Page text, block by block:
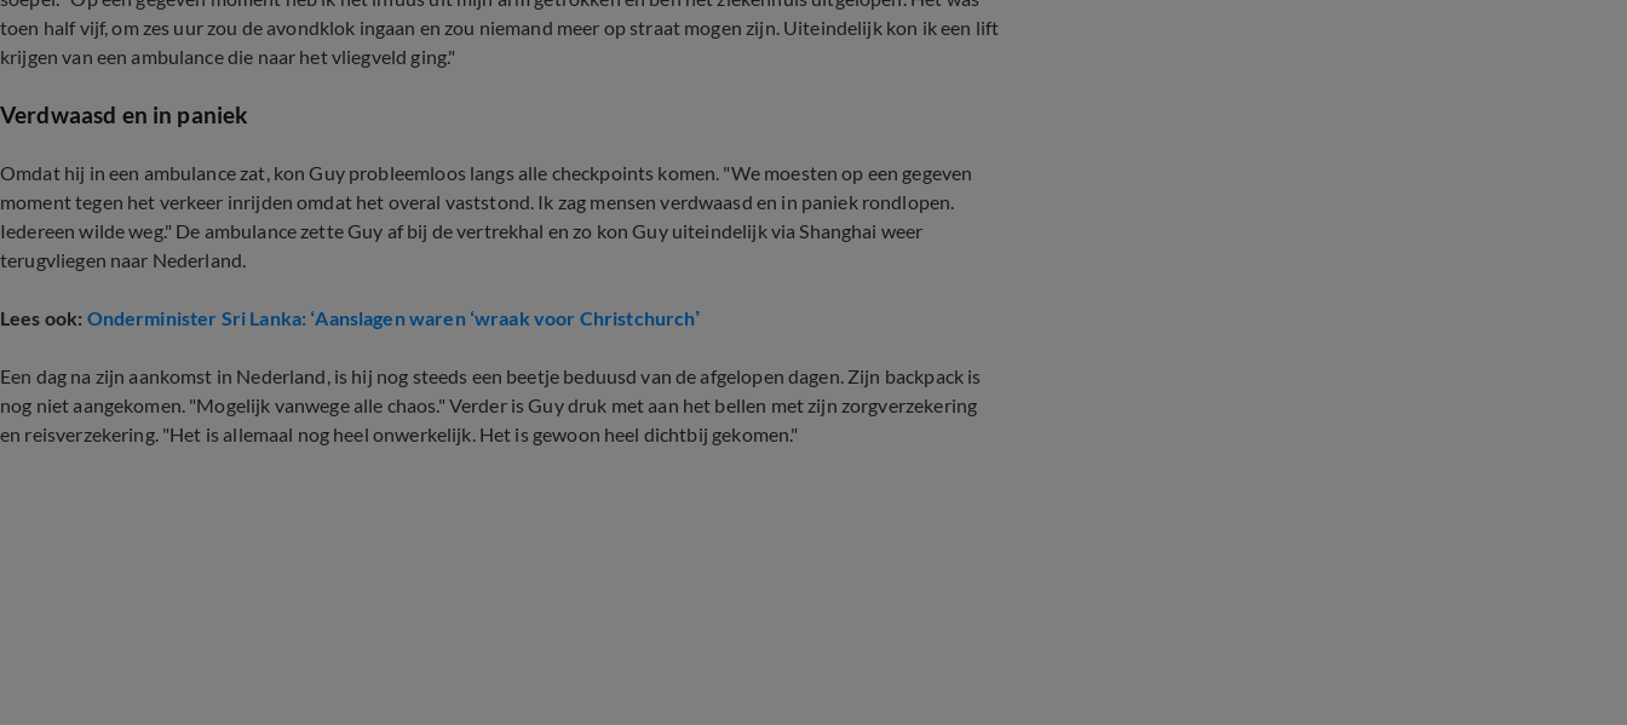
toen half vijf, om zes uur zou de avondklok ingaan en zou niemand meer op straat mogen zijn. Uiteindelijk kon ik een lift
krijgen van een ambulance die naar het vliegveld ging."
Verdwaasd en in paniek
Omdat hij in een ambulance zat, kon Guy probleemloos langs alle checkpoints komen. "We moesten op een gegeven
moment tegen het verkeer inrijden omdat het overal vaststond. Ik zag mensen verdwaasd en in paniek rondlopen.
Iedereen wilde weg." De ambulance zette Guy af bij de vertrekhal en zo kon Guy uiteindelijk via Shanghai weer
terugvliegen naar Nederland.
Lees ook: Onderminister Sri Lanka: ‘Aanslagen waren ‘wraak voor Christchurch’
Een dag na zijn aankomst in Nederland, is hij nog steeds een beetje beduusd van de afgelopen dagen. Zijn backpack is
nog niet aangekomen. "Mogelijk vanwege alle chaos." Verder is Guy druk met aan het bellen met zijn zorgverzekering
en reisverzekering. "Het is allemaal nog heel onwerkelijk. Het is gewoon heel dichtbij gekomen."